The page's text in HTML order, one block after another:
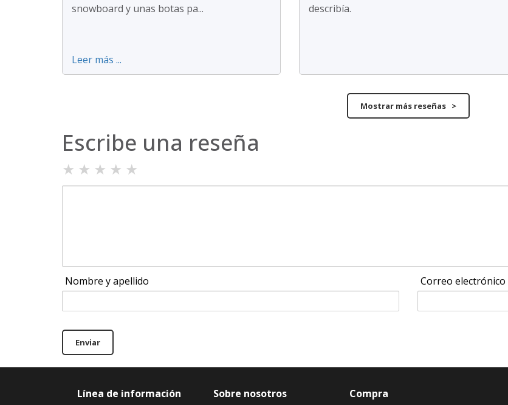
snowboard y unas botas pa...
Leer más ...
describía.
Mostrar más reseñas >
Escribe una reseña
★ ★ ★ ★ ★
Nombre y apellido Correo electrónico
Enviar
Línea de información Sobre nosotros Compra